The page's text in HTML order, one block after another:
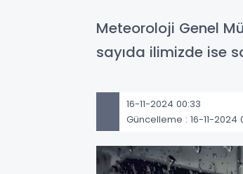
Meteoroloji Genel
sayıda ilimizde ise
16-11-2024 00:33
Güncelleme : 16-11-2024